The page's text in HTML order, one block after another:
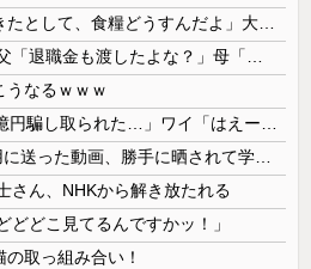
うなるｗｗｗ
さん、NHKから解き放たれる
どどこ見てるんですかッ！」
の取っ組み合い！